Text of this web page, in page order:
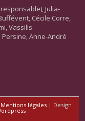
Julia-
Cécile Corre,
Vassilis
Anne-André
Mentions légales| Design